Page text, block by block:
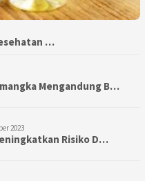
…
Mengandung B…
2023
Risiko D…